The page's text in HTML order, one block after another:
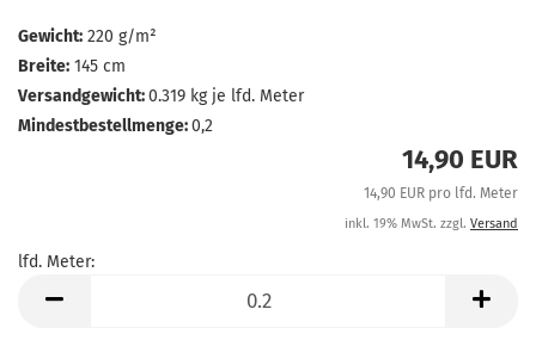
Gewicht: 220 g/m²
Breite: 145 cm
Versandgewicht:0.319 kg je lfd. Meter
Mindestbestellmenge:0,2
14,90 EUR
14,90 EUR pro lfd. Meter
inkl. 19% MwSt. zzgl. Versand
lfd. Meter:
Meter